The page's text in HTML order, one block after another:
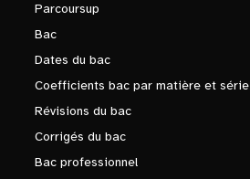
Parcoursup
Bac
Dates du bac
Coefficients bac par matière et série
Révisions du bac
Corrigés du bac
Bac professionnel